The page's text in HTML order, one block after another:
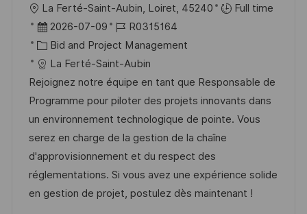
g
f
e
n
h
O
r
t
La Ferté-Saint-Aubin, Loiret, 45240
Full time
D
a
t
u
m
d
e
r
V
e
2026-07-09
J
o
b
-
I
D
R0315164
K
a
t
e
g
o
r
i
e
Bid and Project Management
La Ferté-Saint-Aubin
Rejoignez notre équipe en tant que Responsable de
Programme pour piloter des projets innovants dans
un environnement technologique de pointe. Vous
serez en charge de la gestion de la chaîne
d'approvisionnement et du respect des
réglementations. Si vous avez une expérience solide
en gestion de projet, postulez dès maintenant !